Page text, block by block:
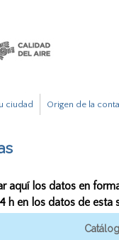
ciudad Origen de la
aquí los datos en
h en los datos de esta